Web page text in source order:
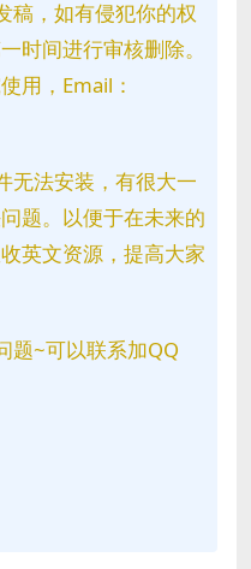
稿，如有侵犯你的权
时间进行审核删除。
用，Email：
无法安装，有很大一
题。以便于在未来的
英文资源，提高大家
题~可以联系加QQ